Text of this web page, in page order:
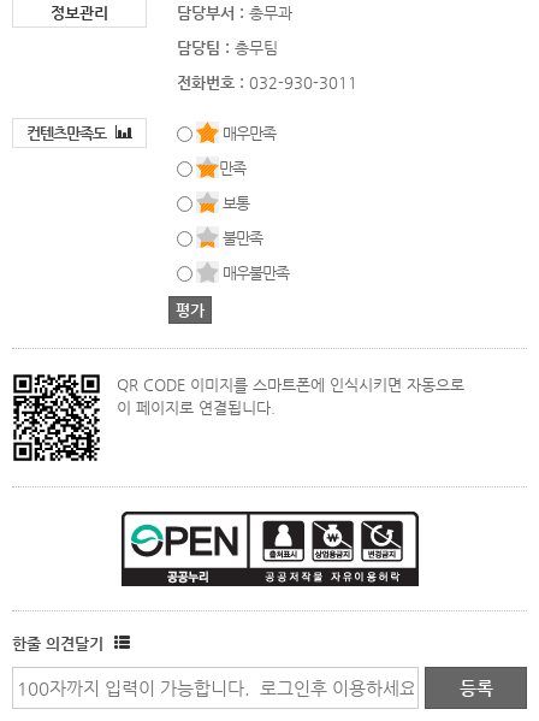
정보관리 담당부서 : 총무과
담당팀 : 총무팀
전화번호 : 032-930-3011
컨텐츠만족도
매우만족
만족
보통
불만족
매우불만족
QR CODE 이미지를 스마트폰에 인식시키면 자동으로
이 페이지로 연결됩니다.
한줄 의견달기